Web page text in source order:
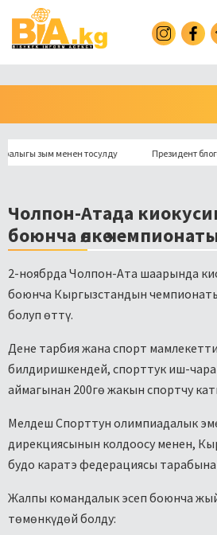
зым менен тосулду Президент
Чолпон-Атада
боюнча өлкө чемпионаты
2-ноябрда Чолпон-Ата шаарында
боюнча Кыргызстандын
болуп өттү.
Дене тарбия жана спорт
билдиришкендей, спорттук иш-
аймагынан 200гө жакын спортчу
Мелдеш Спорттун олимпиадалык
дирекциясынын колдоосу менен,
будо каратэ федерациясы
Жалпы командалык эсеп боюнча
төмөнкүдөй болду: